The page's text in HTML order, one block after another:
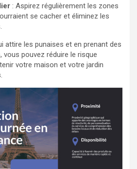
: Aspirez régulièrement les zones
se cacher et éliminez les
attire les punaises et en prenant des
vous pouvez réduire le risque
votre maison et votre jardin